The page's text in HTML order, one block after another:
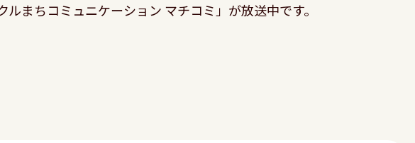
まちコミュニケーション マチコミ」が放送中です。